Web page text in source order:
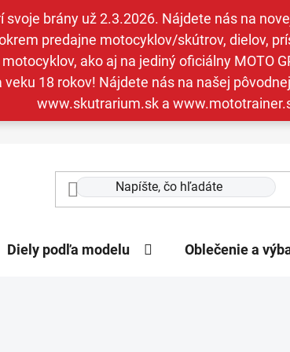
brány už 2.3.2026. Nájdete nás na
predajne motocyklov/skútrov, dielov,
ako aj na jediný oficiálny MOTO
18 rokov! Nájdete nás na našej
www.skutrarium.sk a
Diely podľa modelu Oblečenie a